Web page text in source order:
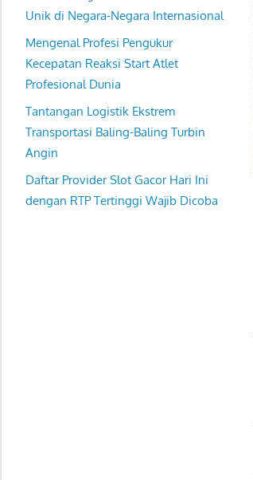
Unik di Negara-Negara Internasional
Mengenal Profesi Pengukur
Kecepatan Reaksi Start Atlet
Profesional Dunia
Tantangan Logistik Ekstrem
Transportasi Baling-Baling Turbin
Angin
Daftar Provider Slot Gacor Hari Ini
dengan RTP Tertinggi Wajib Dicoba